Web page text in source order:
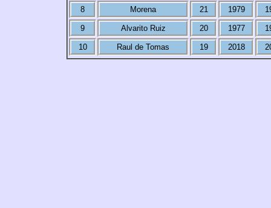
8 Morena 21 1979
9 Alvarito Ruiz 20 1977
10 Raul de Tomas 19 2018